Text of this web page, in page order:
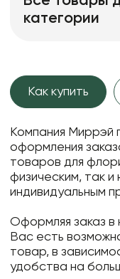
категории
Как купить
Компания Миррэй
оформления
товаров для
физическим, так
индивидуальным
Оформляя заказ в
Вас есть
товар, в
удобства на